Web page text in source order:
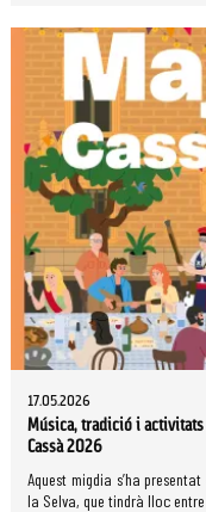
17.05.2026
Música, tradició i activitats
Cassà 2026
Aquest migdia s’ha
la Selva, que tindrà lloc